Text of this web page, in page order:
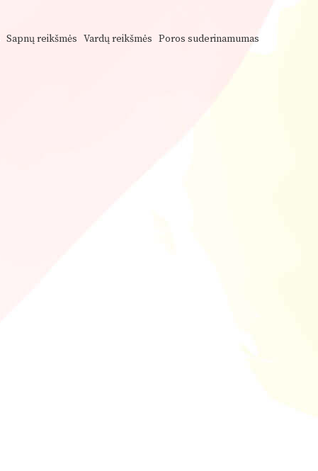
Sapnų reikšmės Vardų reikšmės Poros suderinamumas